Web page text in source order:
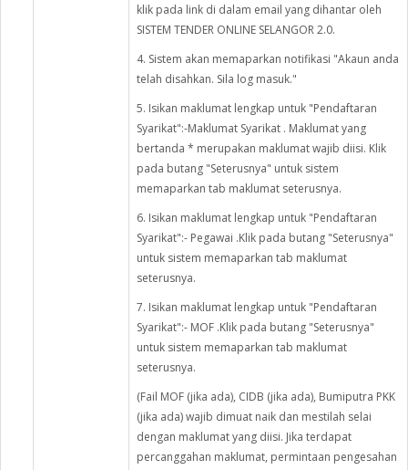
klik pada link di dalam email yang dihantar oleh
SISTEM TENDER ONLINE SELANGOR 2.0.
4. Sistem akan memaparkan notifikasi "Akaun anda
telah disahkan. Sila log masuk."
5. Isikan maklumat lengkap untuk "Pendaftaran
Syarikat":-Maklumat Syarikat . Maklumat yang
bertanda * merupakan maklumat wajib diisi. Klik
pada butang "Seterusnya" untuk sistem
memaparkan tab maklumat seterusnya.
6. Isikan maklumat lengkap untuk "Pendaftaran
Syarikat":- Pegawai .Klik pada butang "Seterusnya"
untuk sistem memaparkan tab maklumat
seterusnya.
7. Isikan maklumat lengkap untuk "Pendaftaran
Syarikat":- MOF .Klik pada butang "Seterusnya"
untuk sistem memaparkan tab maklumat
seterusnya.
(Fail MOF (jika ada), CIDB (jika ada), Bumiputra PKK
(jika ada) wajib dimuat naik dan mestilah selai
dengan maklumat yang diisi. Jika terdapat
percanggahan maklumat, permintaan pengesahan